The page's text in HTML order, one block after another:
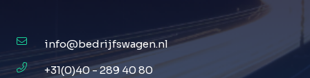
info@bedrijfswagen.nl
+31(0)40 - 289 40 80